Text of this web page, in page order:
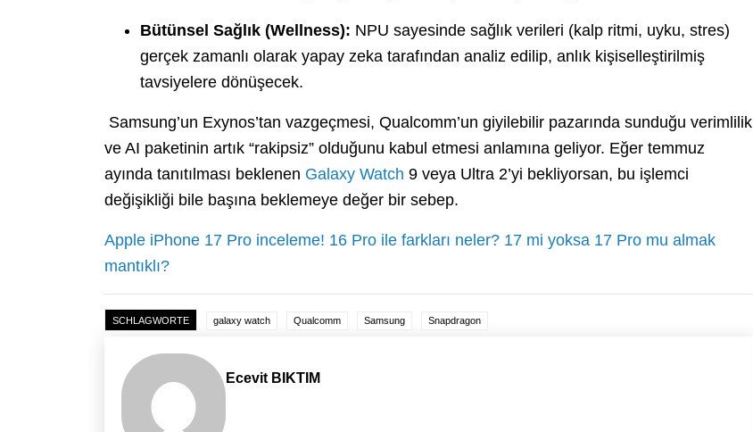
Bütünsel Sağlık (Wellness): NPU sayesinde sağlık verileri (kalp ritmi, uyku, stres)
gerçek zamanlı olarak yapay zeka tarafından analiz edilip, anlık kişiselleştirilmiş
tavsiyelere dönüşecek.
Samsung’un Exynos’tan vazgeçmesi, Qualcomm’un giyilebilir pazarında sunduğu verimlilik
ve AI paketinin artık “rakipsiz” olduğunu kabul etmesi anlamına geliyor. Eğer temmuz
ayında tanıtılması beklenen Galaxy Watch 9 veya Ultra 2’yi bekliyorsan, bu işlemci
değişikliği bile başına beklemeye değer bir sebep.
Apple iPhone 17 Pro inceleme! 16 Pro ile farkları neler? 17 mi yoksa 17 Pro mu almak
mantıklı?
SCHLAGWORTE galaxy watch Qualcomm Samsung Snapdragon
Ecevit BIKTIM